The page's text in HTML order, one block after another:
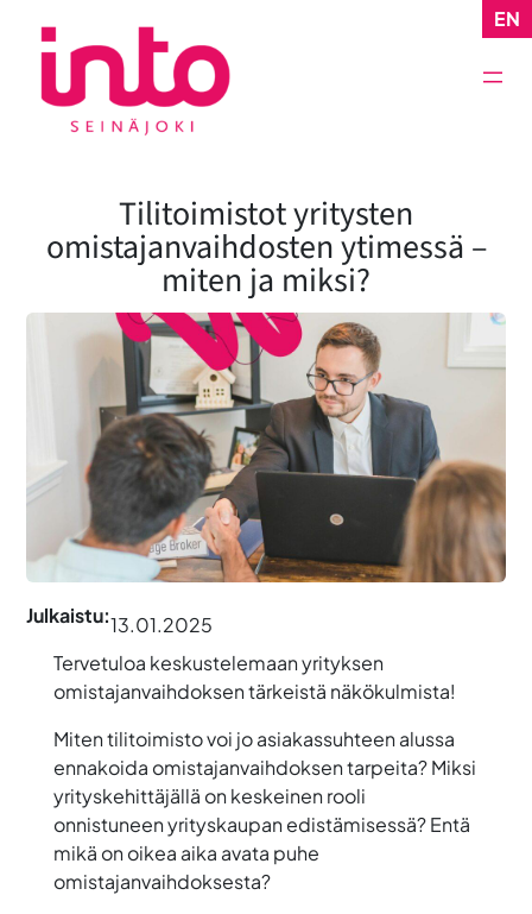
sisältöön
EN
Tilitoimistot yritysten
omistajanvaihdosten ytimessä –
miten ja miksi?
Julkaistu:13.01.2025
Tervetuloa keskustelemaan yrityksen
omistajanvaihdoksen tärkeistä näkökulmista!
Miten tilitoimisto voi jo asiakassuhteen alussa
ennakoida omistajanvaihdoksen tarpeita? Miksi
yrityskehittäjällä on keskeinen rooli
onnistuneen yrityskaupan edistämisessä? Entä
mikä on oikea aika avata puhe
omistajanvaihdoksesta?